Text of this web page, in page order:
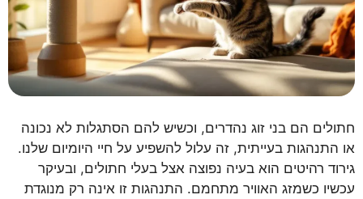
חתולים הם בני זוג נהדרים, וכשיש להם הסתגלות לא נכונה
או התנהגות בעייתית, זה עלול להשפיע על חיי היומיום שלנו.
גירוד רהיטים הוא בעיה נפוצה אצל בעלי חתולים, ובעיקר
עכשיו כשמזג האוויר מתחמם. התנהגות זו אינה רק מנוגדת